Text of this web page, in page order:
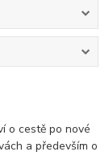
o cestě po nové
a především o